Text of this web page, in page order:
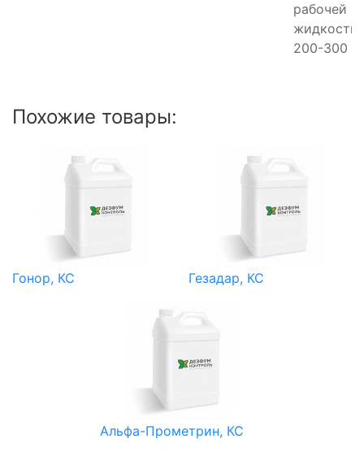
рабочей
жидкости
200-300
Похожие товары:
Гонор, КС Гезадар, КС
Альфа-Прометрин, КС